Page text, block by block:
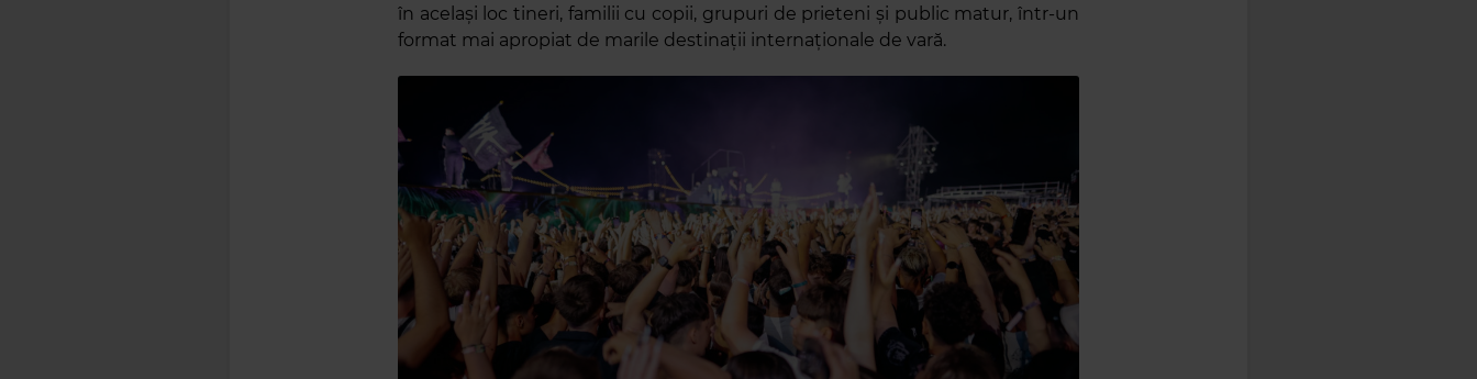
în același loc tineri, familii cu copii, grupuri de prieteni și public matur, într-un
format mai apropiat de marile destinații internaționale de vară.